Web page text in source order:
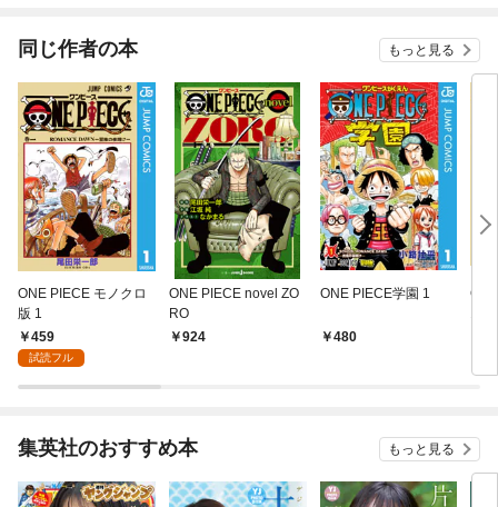
同じ作者の本 もっと見る
ONE PIECE モノクロ
版 1
459
試読フル
ONE PIECE novel ZO
RO
924
ONE PIECE学園 1
480
集英社のおすすめ本 もっと見る